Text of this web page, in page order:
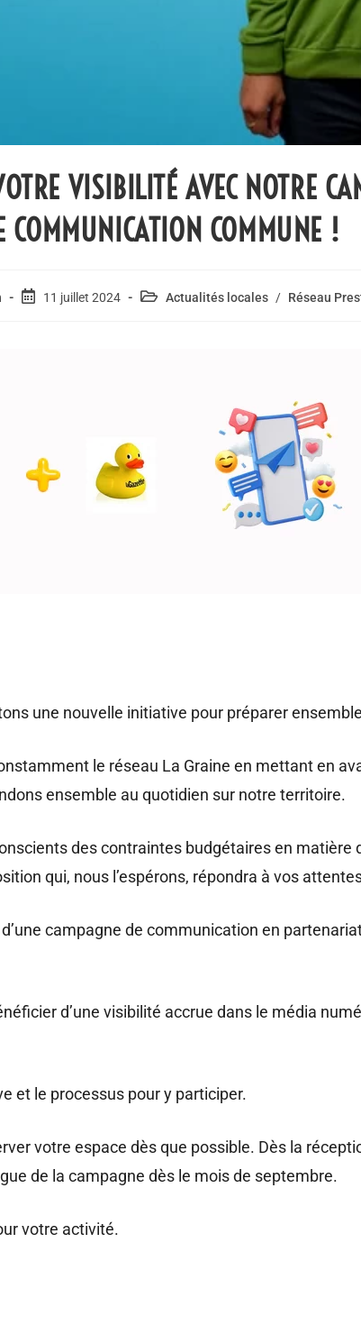
VISIBILITÉ AVEC NOTRE
COMMUNICATION COMMUNE !
11 juillet 2024 Actualités locales / Réseau
une nouvelle initiative pour préparer
le réseau La Graine en mettant en
ensemble au quotidien sur notre territoire.
des contraintes budgétaires en matière
qui, nous l’espérons, répondra à vos
campagne de communication en
d’une visibilité accrue dans le média
et le processus pour y participer.
votre espace dès que possible. Dès la
de la campagne dès le mois de septembre.
votre activité.